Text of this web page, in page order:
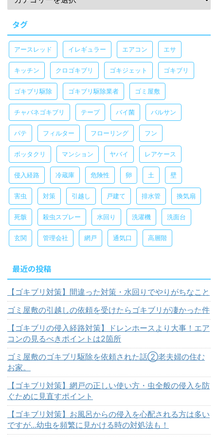
タグ
アースレッド イレギュラー エアコン エサ
キッチン クロゴキブリ ゴキジェット ゴキブリ
ゴキブリ駆除 ゴキブリ駆除業者 ゴミ屋敷
チャバネゴキブリ テープ バイ菌 バルサン
パテ フィルター フローリング フン
ボッタクリ マンション ヤバイ レアケース
侵入経路 冷蔵庫 危険性 卵 土 壁
害虫 対策 引越し 戸建て 排水管 換気扇
死骸 殺虫スプレー 水回り 洗濯機 洗面台
玄関 管理会社 網戸 通気口 高層階
最近の投稿
【ゴキブリ対策】間違った対策・水回りでやりがちなこと
ゴミ屋敷の引越しの依頼を受けたらゴキブリが凄かった件
【ゴキブリの侵入経路対策】ドレンホースより大事！エア
コンの見るべきポイントは2箇所
ゴミ屋敷のゴキブリ駆除を依頼された話②老夫婦の住む
お家。
【ゴキブリ対策】網戸の正しい使い方・虫全般の侵入を防
ぐために見直すポイント
【ゴキブリ対策】お風呂からの侵入を心配される方は多い
ですが...幼虫を頻繁に見かける時の対処法も！